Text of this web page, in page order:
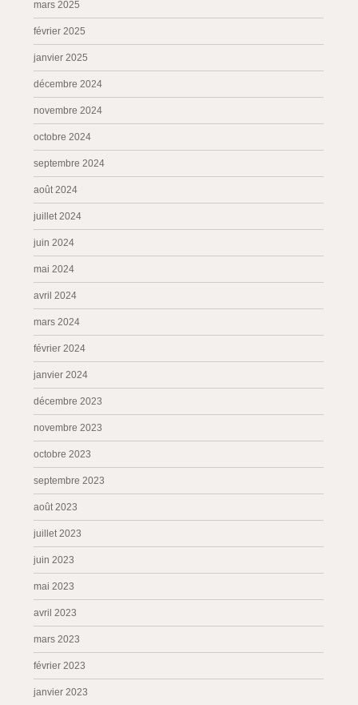
mars 2025
février 2025
janvier 2025
décembre 2024
novembre 2024
octobre 2024
septembre 2024
août 2024
juillet 2024
juin 2024
mai 2024
avril 2024
mars 2024
février 2024
janvier 2024
décembre 2023
novembre 2023
octobre 2023
septembre 2023
août 2023
juillet 2023
juin 2023
mai 2023
avril 2023
mars 2023
février 2023
janvier 2023